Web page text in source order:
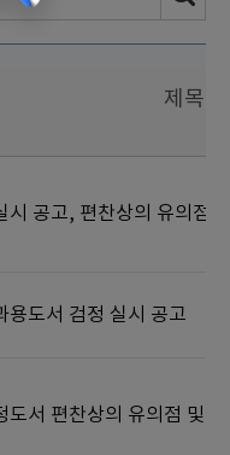
제목
시 공고, 편찬상의 유의점
용도서 검정 실시 공고
도서 편찬상의 유의점 및